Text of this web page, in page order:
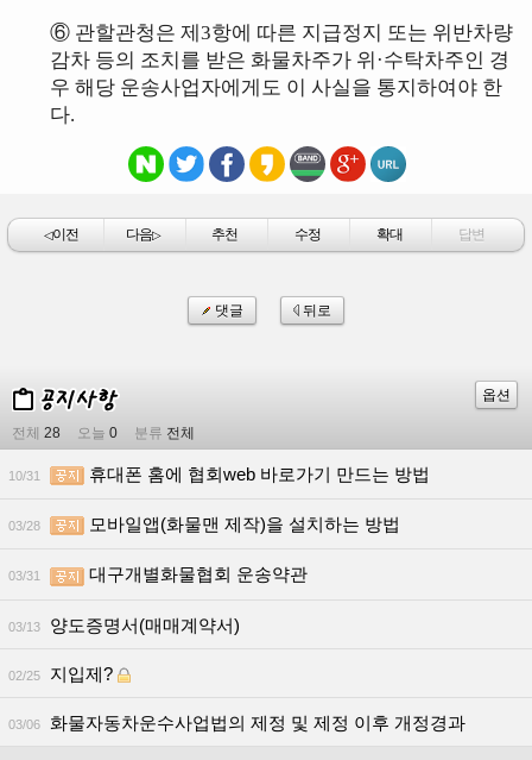
⑥ 관할관청은 제3항에 따른 지급정지 또는 위반차량
감차 등의 조치를 받은 화물차주가 위·수탁차주인 경
우 해당 운송사업자에게도 이 사실을 통지하여야 한
다.
◁이전 다음▷ 추천 수정 확대 답변
댓글 뒤로
옵션
전체 28 오늘 0 분류 전체
10/31 휴대폰 홈에 협회web 바로가기 만드는 방법
03/28 모바일앱(화물맨 제작)을 설치하는 방법
03/31 대구개별화물협회 운송약관
03/13 양도증명서(매매계약서)
02/25 지입제?
03/06 화물자동차운수사업법의 제정 및 제정 이후 개정경과